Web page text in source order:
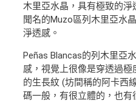
木里亞水晶，具有極致的
聞名的Muzo區列木里亞水
淨透感。
Peñas Blancas的列木里亞
感，視覺上很像是穿透過
的生長紋 (坊間稱的阿卡西
碼一般，有很立體的，也